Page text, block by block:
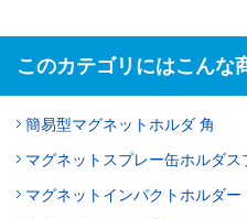
このカテゴリにはこんな
簡易型マグネットホルダ 角
マグネットスプレー缶ホルダス
マグネットインパクトホルダー